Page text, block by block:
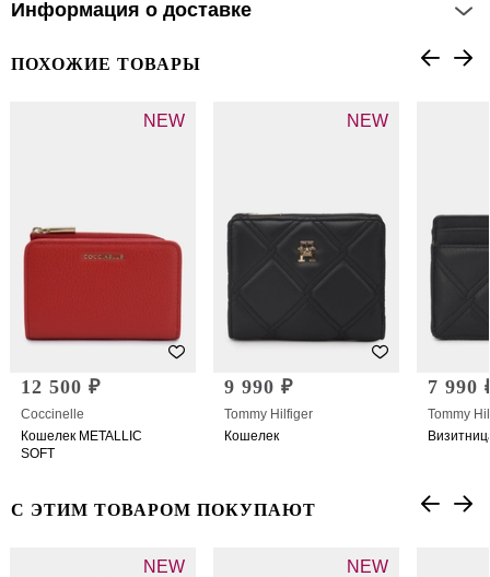
Информация о доставке
ПОХОЖИЕ ТОВАРЫ
NEW
12 500 ₽
Coccinelle
Кошелек METALLIC
SOFT
NEW
9 990 ₽
Tommy Hilfiger
Кошелек
7 990
Tommy
С ЭТИМ ТОВАРОМ ПОКУПАЮТ
NEW NEW